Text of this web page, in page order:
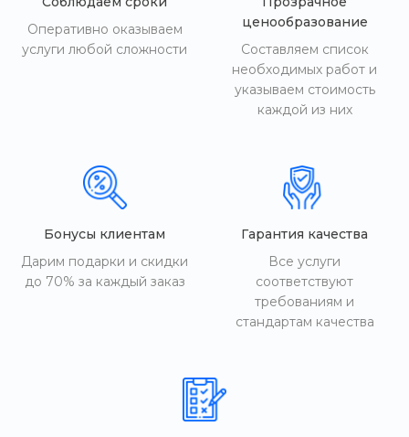
Оперативно оказываем
услуги любой сложности
ценообразование
Составляем список
необходимых работ и
указываем стоимость
каждой из них
Бонусы клиентам
Дарим подарки и скидки
до 70% за каждый заказ
Гарантия качества
Все услуги
соответствуют
требованиям и
стандартам качества